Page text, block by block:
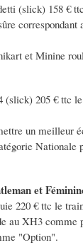
(slick) 158 €
correspondant
et Minine
(slick) 205 € ttc
un meilleur
Nationale
et
220 € ttc le
au XH3 comme
"Option".